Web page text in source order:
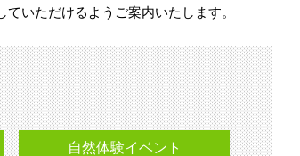
いただけるようご案内いたします。
自然体験イベント